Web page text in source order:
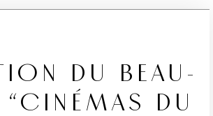
DU BEAU-
“CINÉMAS DU